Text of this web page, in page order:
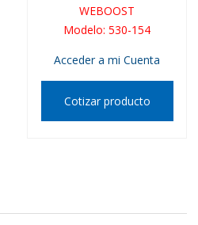
WEBOOST
Modelo:530-154
Acceder a mi Cuenta
Cotizar producto